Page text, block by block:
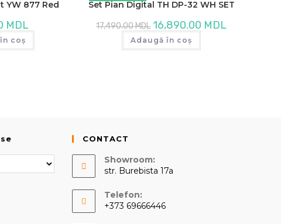
YW 877 Red
MDL
coș
Set Pian Digital TH DP-32 WH SET
17,490.00MDL Prețul
inițial
a
fost:
16,890.00 MDL
Adaugă în coș
CONTACT
Showroom:
str. Burebista 17a
Telefon:
+373 69666446